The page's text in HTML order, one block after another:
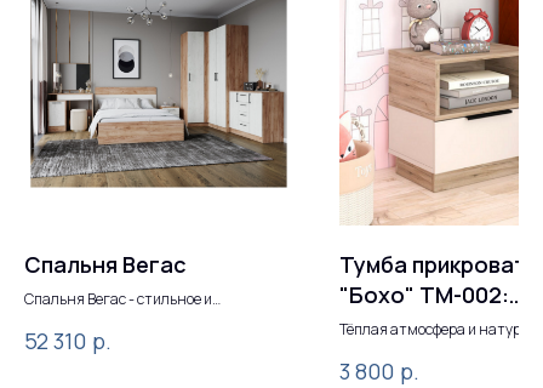
Спальня Вегас
Спальня Вегас - стильное и
интерьера.
52 310 р.
Тумба
"Бохо" ТМ-002:
гармония уюта и
Тёплая атмосфера и
3 800 р.